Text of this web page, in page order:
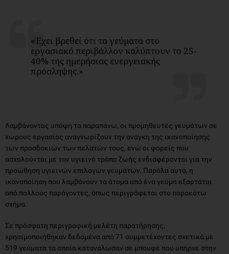
«Έχει βρεθεί ότι τα γεύματα στο
εργασιακό περιβάλλον καλύπτουν το 25-
40% της ημερήσιας ενεργειακής
πρόσληψης.»
Λαμβάνοντας υπόψη τα παραπάνω, οι προμηθευτές γευμάτων σε
χώρους εργασίας αναγνωρίζουν την ανάγκη της ικανοποίησης
των προσδοκιών των πελατών τους, ενώ οι φορείς που
ασχολούνται με τον υγιεινό τρόπο ζωής ενδιαφέρονται για την
προώθηση υγιεινών επιλογών γευμάτων. Παρόλα αυτά, η
ικανοποίηση που λαμβάνουν τα άτομα από ένα γεύμα εξαρτάται
από πολλούς παράγοντες, όπως περιγράφεται στο παρακάτω
σχήμα.
Σε πρόσφατη περιγραφική μελέτη παρατήρησης,
χρησιμοποιήθηκαν δεδομένα από 71 συμμετέχοντες σχετικά με
519 γεύματα τα οποία κατανάλωσαν σε μπουφέ που υπήρχε στην